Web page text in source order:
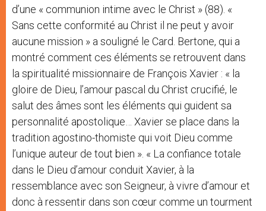
d’une « communion intime avec le Christ » (88). «
Sans cette conformité au Christ il ne peut y avoir
aucune mission » a souligné le Card. Bertone, qui a
montré comment ces éléments se retrouvent dans
la spiritualité missionnaire de François Xavier : « la
gloire de Dieu, l’amour pascal du Christ crucifié, le
salut des âmes sont les éléments qui guident sa
personnalité apostolique… Xavier se place dans la
tradition agostino-thomiste qui voit Dieu comme
l’unique auteur de tout bien ». « La confiance totale
dans le Dieu d’amour conduit Xavier, à la
ressemblance avec son Seigneur, à vivre d’amour et
donc à ressentir dans son cœur comme un tourment